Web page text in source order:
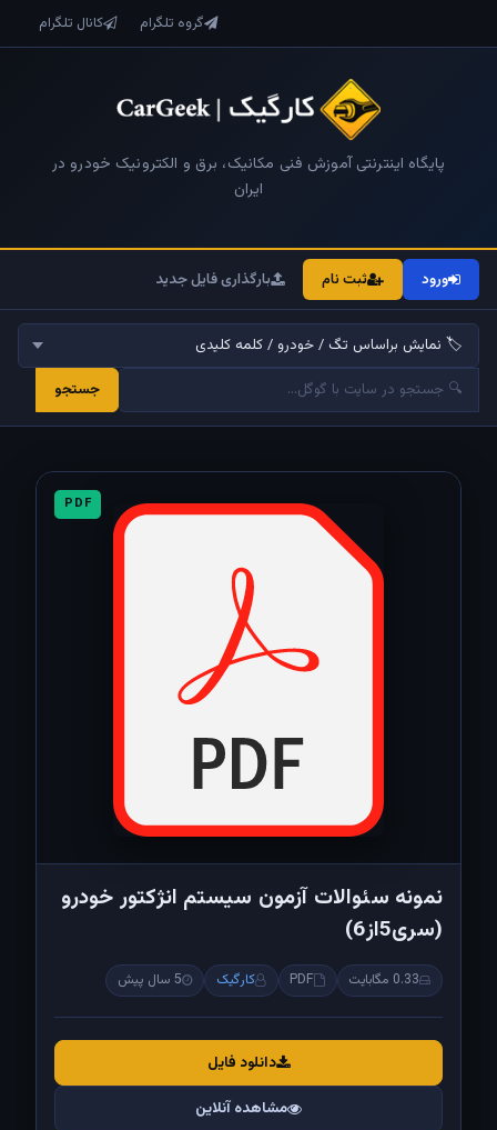
گروه تلگرام کانال تلگرام
پایگاه اینترنتی آموزش فنی مکانیک، برق و الکترونیک خودرو در
ایران
ورود ثبت نام بارگذاری فایل جدید
جستجو
PDF
نمونه سئوالات آزمون سیستم انژکتور خودرو
(سری5از6)
0.33 مگابایت PDF کارگیک 5 سال پیش
دانلود فایل
مشاهده آنلاین